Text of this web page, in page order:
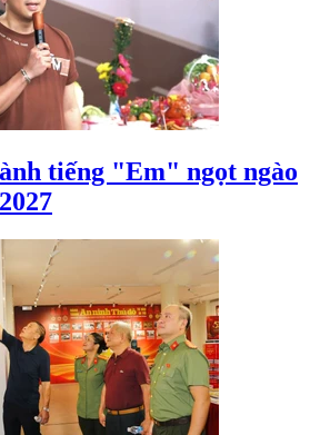
tiếng "Em" ngọt ngào